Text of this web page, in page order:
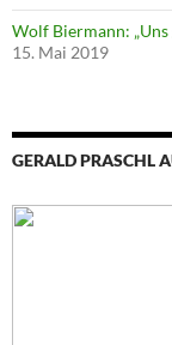
Wolf Biermann: „Uns
15. Mai 2019
GERALD PRASCHL